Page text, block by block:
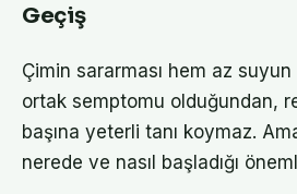
Geçiş
Çimin sararması hem az
ortak semptomu olduğundan,
başına yeterli tanı koymaz.
nerede ve nasıl başladığı